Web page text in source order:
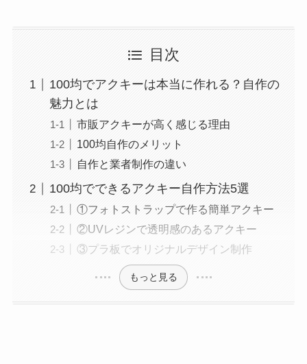
目次
100均でアクキーは本当に作れる？自作の
魅力とは
市販アクキーが高く感じる理由
100均自作のメリット
自作と業者制作の違い
100均でできるアクキー自作方法5選
①フォトストラップで作る簡単アクキー
②UVレジンで透明感のあるアクキー
③プラ板でオリジナルデザイン制作
もっと見る